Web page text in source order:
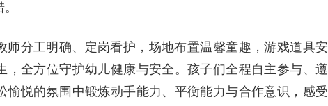
师分工明确、定岗看护，场地布置温馨童趣，游戏道具安
，全方位守护幼儿健康与安全。孩子们全程自主参与、遵
愉悦的氛围中锻炼动手能力、平衡能力与合作意识，感受